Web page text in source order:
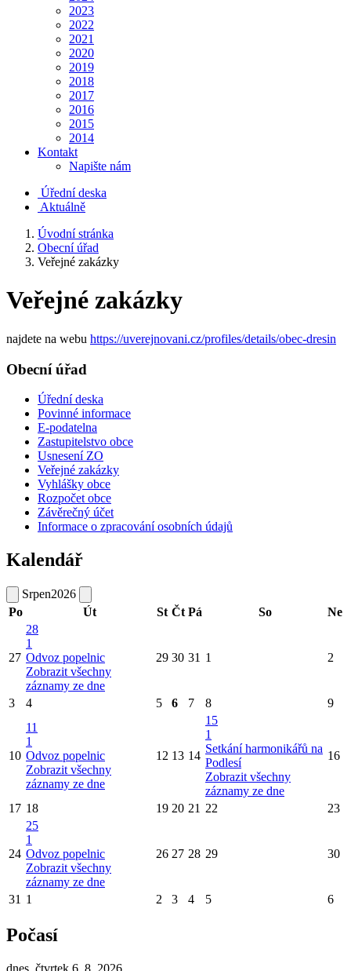
2023
2022
2021
2020
2019
2018
2017
2016
2015
2014
Kontakt
Napište nám
Úřední deska
Aktuálně
Úvodní stránka
Obecní úřad
Veřejné zakázky
Veřejné zakázky
najdete na webu https://uverejnovani.cz/profiles/details/obec-dresin
Obecní úřad
Úřední deska
Povinné informace
E-podatelna
Zastupitelstvo obce
Usnesení ZO
Veřejné zakázky
Vyhlášky obce
Rozpočet obce
Závěrečný účet
Informace o zpracování osobních údajů
Kalendář
Srpen2026
Po
Út St Čt Pá So Ne
27
28
1
Odvoz popelnic
Zobrazit všechny
záznamy ze dne
29 30 31 1 2
3 4 5 6 7 8 9
10
11
1
Odvoz popelnic
Zobrazit všechny
záznamy ze dne
12 13 14
15
1
Setkání harmonikářů na
Podlesí
Zobrazit všechny
záznamy ze dne
16
17 18 19 20 21 22 23
24
25
1
Odvoz popelnic
Zobrazit všechny
záznamy ze dne
26 27 28 29 30
31 1 2 3 4 5 6
Počasí
dnes, čtvrtek 6. 8. 2026